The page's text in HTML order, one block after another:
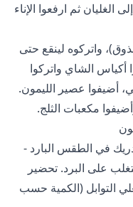
الغليان ثم ارفعوا الإناء
واتركوه لينقع حتى
أكياس الشاي واتركوا
أضيفوا عصير الليمون.
مكعبات الثلج.
في الطقس البارد -
على البرد. تحضير
التوابل (الكمية حسب